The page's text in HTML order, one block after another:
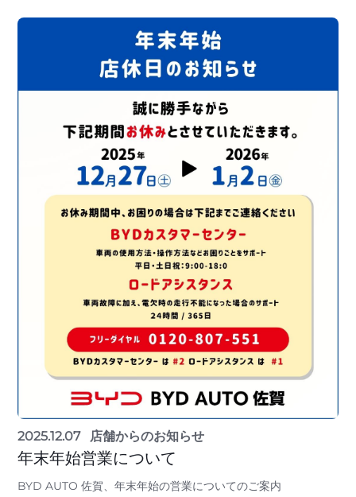
2025.12.07 店舗からのお知らせ
年末年始営業について
BYD AUTO 佐賀、年末年始の営業についてのご案内